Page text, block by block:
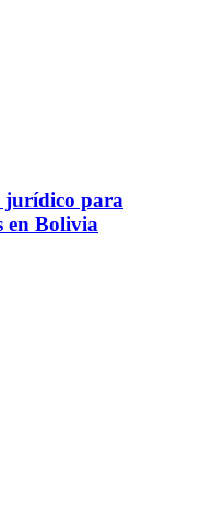
jurídico para
en Bolivia